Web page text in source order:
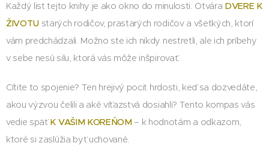
Každý list tejto knihy je ako okno do minulosti. Otvára DVERE K
ŽIVOTU starých rodičov, prastarých rodičov a všetkých, ktorí
vám predchádzali. Možno ste ich nikdy nestretli, ale ich príbehy
v sebe nesú silu, ktorá vás môže inšpirovať.
Cítite to spojenie? Ten hrejivý pocit hrdosti, keď sa dozvedáte,
akou výzvou čelili a aké víťazstvá dosiahli? Tento kompas vás
vedie späťK VAŠIM KOREŇOM– k hodnotám a odkazom,
ktoré si zaslúžia byť uchované.